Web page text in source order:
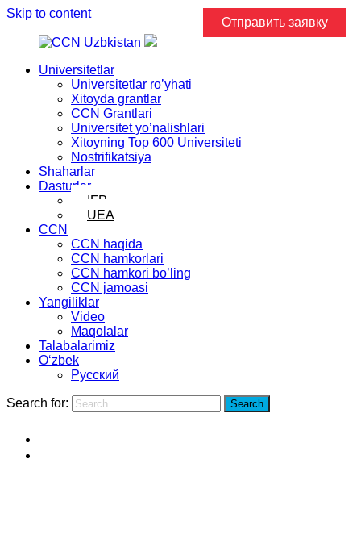
Skip to content
Universitetlar
Universitetlar ro’yhati
Xitoyda grantlar
CCN Grantlari
Universitet yo’nalishlari
Xitoyning Top 600 Universiteti
Nostrifikatsiya
Shaharlar
Dasturlar
IFP
UEA
CCN
CCN haqida
CCN hamkorlari
CCN hamkori bo’ling
CCN jamoasi
Yangiliklar
Video
Maqolalar
Talabalarimiz
Oʻzbek
Русский
Search for: Search
Отправить заявку